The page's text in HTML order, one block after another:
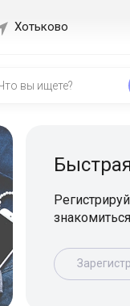
Хотьково
знакомиться